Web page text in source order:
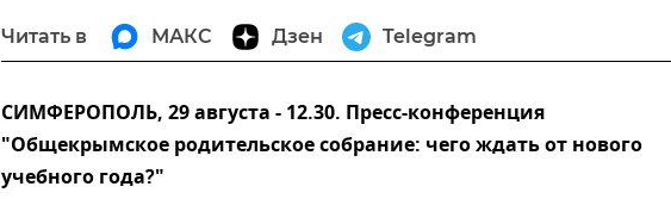
Читать в МАКС Дзен Telegram
СИМФЕРОПОЛЬ, 29 августа - 12.30. Пресс-конференция
"Общекрымское родительское собрание: чего ждать от нового
учебного года?"